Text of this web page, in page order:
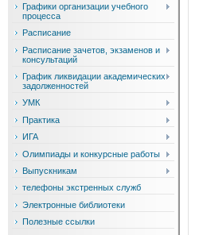
Графики организации учебного
процесса
Расписание
Расписание зачетов, экзаменов и
консультаций
График ликвидации академических
задолженностей
УМК
Практика
ИГА
Олимпиады и конкурсные работы
Выпускникам
телефоны экстренных служб
Электронные библиотеки
Полезные ссылки